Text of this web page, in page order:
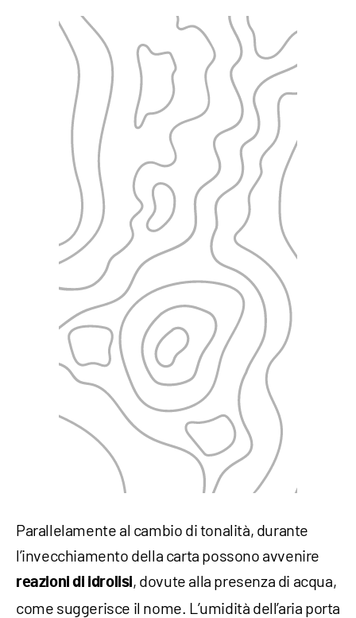
Parallelamente al cambio di tonalità, durante
l’invecchiamento della carta possono avvenire
reazioni di idrolisi, dovute alla presenza di acqua,
come suggerisce il nome. L’umidità dell’aria porta